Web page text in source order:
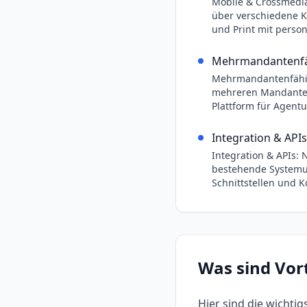
über verschiedene
und Print mit
mehreren
Plattform für
Integration & APIs
Integration & APIs:
bestehende
Schnittstellen und
Was sind
Hier sind die